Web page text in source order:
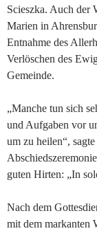
Scieszka. Auch der
Marien in
Entnahme des
Verlöschen des
Gemeinde.
„Manche tun sich
und Aufgaben vor
um zu heilen“,
guten Hirten: „In
Nach dem
mit dem markanten